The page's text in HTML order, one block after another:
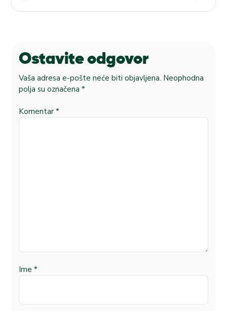
Ostavite odgovor
Vaša adresa e-pošte neće biti objavljena. Neophodna
polja su označena *
Komentar *
Ime *